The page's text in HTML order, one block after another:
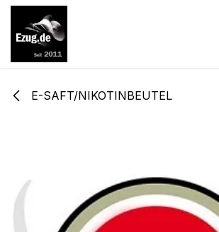
Zum Inhalt springen
E-SAFT/NIKOTINBEUTEL